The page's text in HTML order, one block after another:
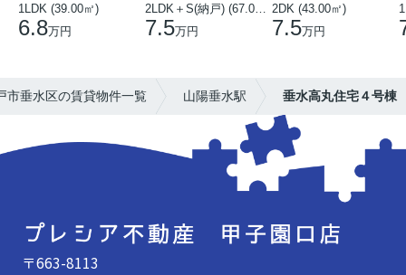
1LDK (39.00㎡)
6.8万円 7.5万円
2DK (43.00㎡)
7.5万円
市垂水区の賃貸物件一覧 山陽垂水駅 垂水高丸住宅４号棟
〒663-8113